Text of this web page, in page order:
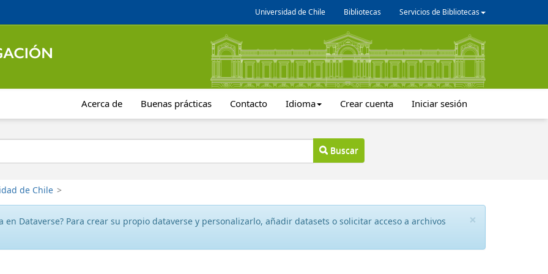
Universidad de Chile Bibliotecas Servicios de Bibliotecas
Acerca de Buenas prácticas Contacto Idioma Crear cuenta Iniciar sesión
Buscar
de Chile >
×
en Dataverse? Para crear su propio dataverse y personalizarlo, añadir datasets o solicitar acceso a archivos